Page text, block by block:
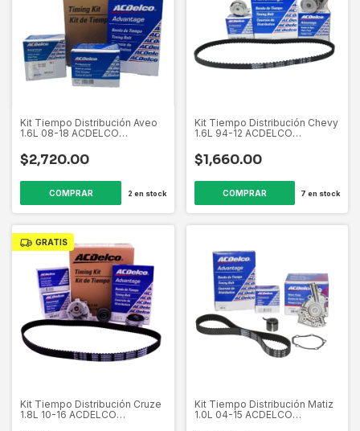
Kit Tiempo Distribución Aveo
1.6L 08-18 ACDELCO
$2,720.00
2 en stock
Kit Tiempo Distribución Chevy
1.6L 94-12 ACDELCO
$1,660.00
7 en stock
GRATIS
Kit Tiempo Distribución Cruze
1.8L 10-16 ACDELCO
Kit Tiempo Distribución Matiz
1.0L 04-15 ACDELCO